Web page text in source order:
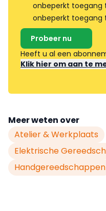
onbeperkt toegang
onbeperkt toegang
Probeer nu
Heeft u al een
Klik hier om aan te
Meer weten over
Atelier & Werkplaats
Elektrische
Handgereedschappen